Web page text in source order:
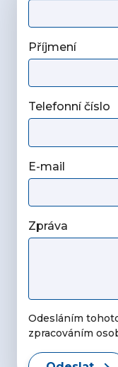
Příjmení
Telefonní číslo
E-mail
Zpráva
Odesláním
zpracováním